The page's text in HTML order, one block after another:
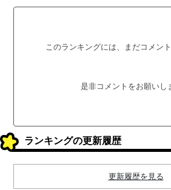
このランキングには、まだコメント
是非コメントをお願いし
ランキングの更新履歴
更新履歴を見る